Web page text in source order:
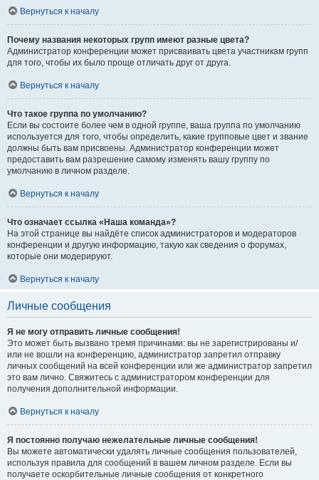
Вернуться к началу
Почему названия некоторых групп имеют разные цвета?
Администратор конференции может присваивать цвета участникам групп
для того, чтобы их было проще отличать друг от друга.
Вернуться к началу
Что такое группа по умолчанию?
Если вы состоите более чем в одной группе, ваша группа по умолчанию
используется для того, чтобы определить, какие групповые цвет и звание
должны быть вам присвоены. Администратор конференции может
предоставить вам разрешение самому изменять вашу группу по
умолчанию в личном разделе.
Вернуться к началу
Что означает ссылка «Наша команда»?
На этой странице вы найдёте список администраторов и модераторов
конференции и другую информацию, такую как сведения о форумах,
которые они модерируют.
Вернуться к началу
Личные сообщения
Я не могу отправить личные сообщения!
Это может быть вызвано тремя причинами: вы не зарегистрированы и/
или не вошли на конференцию, администратор запретил отправку
личных сообщений на всей конференции или же администратор запретил
это вам лично. Свяжитесь с администратором конференции для
получения дополнительной информации.
Вернуться к началу
Я постоянно получаю нежелательные личные сообщения!
Вы можете автоматически удалять личные сообщения пользователей,
используя правила для сообщений в вашем личном разделе. Если вы
получаете оскорбительные личные сообщения от конкретного